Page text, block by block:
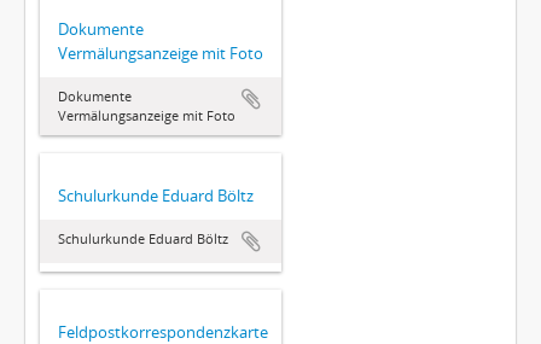
Dokumente
Vermälungsanzeige mit Foto
Dokumente
Vermälungsanzeige mit Foto
Schulurkunde Eduard Böltz
Schulurkunde Eduard Böltz
Feldpostkorrespondenzkarte